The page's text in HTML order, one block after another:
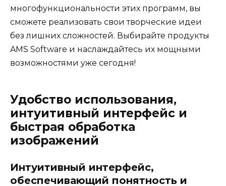
многофункциональности этих программ, вы
сможете реализовать свои творческие идеи
без лишних сложностей. Выбирайте продукты
AMS Software и наслаждайтесь их мощными
возможностями уже сегодня!
Удобство использования,
интуитивный интерфейс и
быстрая обработка
изображений
Интуитивный интерфейс,
обеспечивающий понятность и